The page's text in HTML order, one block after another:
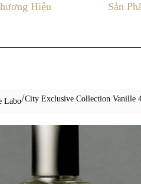
Hiệu Sản
Labo/City Exclusive Collection Vanille